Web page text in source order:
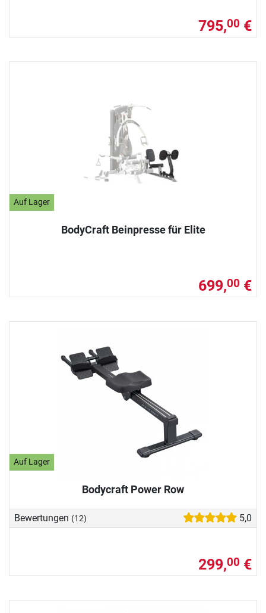
795,00 €
Auf Lager
BodyCraft Beinpresse für Elite
699,00 €
Auf Lager
Bodycraft Power Row
Bewertungen (12) 5,0
299,00 €